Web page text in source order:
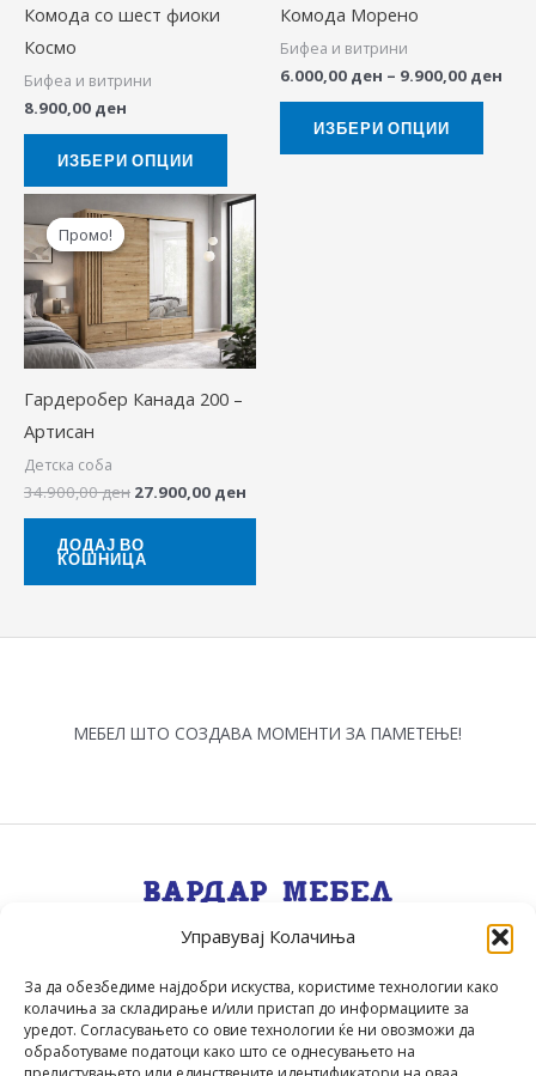
Управувај Колачиња
За да обезбедиме најдобри искуства, користиме технологии како
колачиња за складирање и/или пристап до информациите за
уредот. Согласувањето со овие технологии ќе ни овозможи да
обработуваме податоци како што се однесувањето на
Комода со шест фиоки
Космо
Бифеа и витрини
8.900,00 ден
ИЗБЕРИ ОПЦИИ
options
product
page
Комода Морено
Бифеа и витрини
6.000,00 ден – 9.900,00 ден
ИЗБЕРИ ОПЦИИ
be
Промо!
Промо!
Гардеробер Канада 200 –
Артисан
Детска соба
34.900,00ден
Original
price
was:
34.900,00 ден.
27.900,00 ден
Current
is:
27.900,00 ден.
ДОДАЈ ВО
КОШНИЦА
МЕБЕЛ ШТО СОЗДАВА МОМЕНТИ ЗА ПАМЕТЕЊЕ!
Квалитет, Стил, Селекција, Сервис.